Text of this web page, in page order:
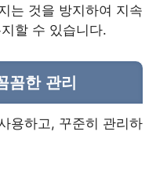
는 것을 방지하여 지속
할 수 있습니다.
꼼한 관리
용하고, 꾸준히 관리하